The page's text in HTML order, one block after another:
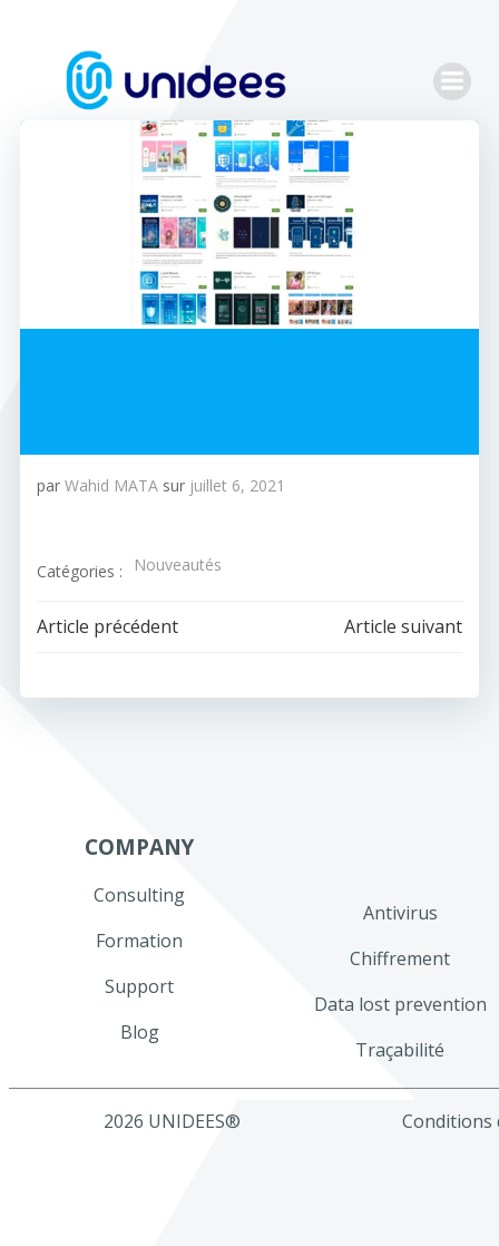
contenu
par Wahid MATA sur juillet 6, 2021
Catégories : Nouveautés
Navigation
de
Article précédent
Navigation
de
Article suivant
COMPANY
Consulting
Formation
Support
Blog
Antivirus
Chiffrement
Data lost prevention
Traçabilité
2026 UNIDEES® Conditions